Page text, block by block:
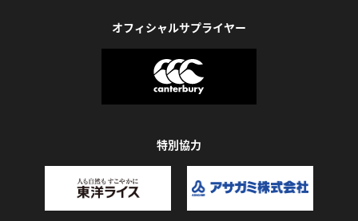
オフィシャルサプライヤー
特別協力